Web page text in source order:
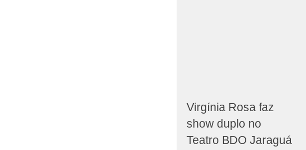
Virgínia Rosa faz
show duplo no
Teatro BDO Jaraguá